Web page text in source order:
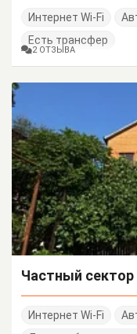
Интернет Wi-Fi
Есть трансфер
2 ОТЗЫВА
Частный сектор
Интернет Wi-Fi